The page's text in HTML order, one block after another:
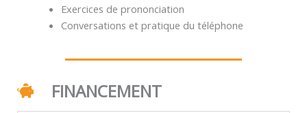
Exercices de prononciation
Conversations et pratique du téléphone
FINANCEMENT